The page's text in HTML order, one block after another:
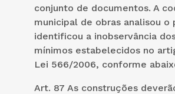
conjunto de documentos. A
municipal de obras analisou o
identificou a inobservância
mínimos estabelecidos no
Lei 566/2006, conforme
Art. 87 As construções